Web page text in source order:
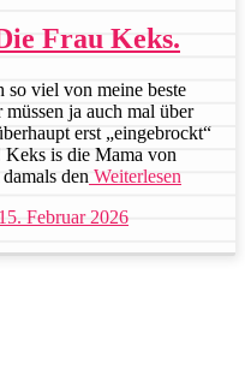
Frau Keks.
so viel von meine beste
ja auch mal über
erst „eingebrockt“
is die Mama von
den Weiterlesen
15. Februar 2026